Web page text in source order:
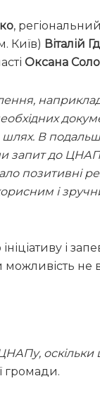
,
Київ) Віталій
Оксана
шлях. В
запит до
позитивні
і
і
не
оскільки
громади.